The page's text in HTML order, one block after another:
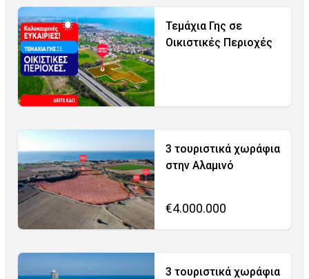
Τεμάχια Γης σε
Οικιστικές Περιοχές
3 τουριστικά χωράφια
στην Αλαμινό
€4.000.000
3 τουριστικά χωράφια